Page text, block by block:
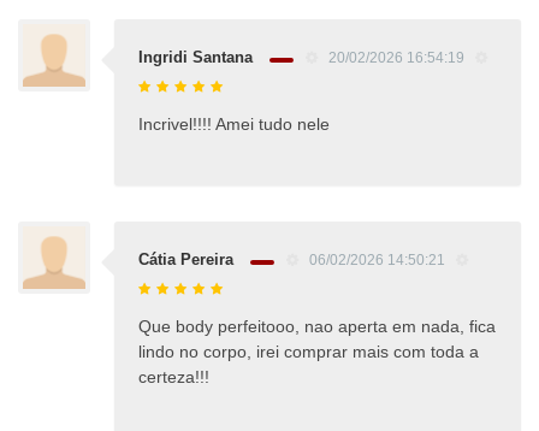
Ingridi Santana 20/02/2026 16:54:19
Incrivel!!!! Amei tudo nele
Cátia Pereira 06/02/2026 14:50:21
Que body perfeitooo, nao aperta em nada, fica
lindo no corpo, irei comprar mais com toda a
certeza!!!